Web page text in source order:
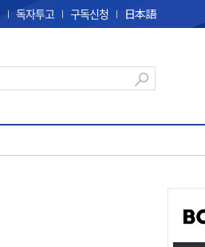
독자투고 구독신청 日本語